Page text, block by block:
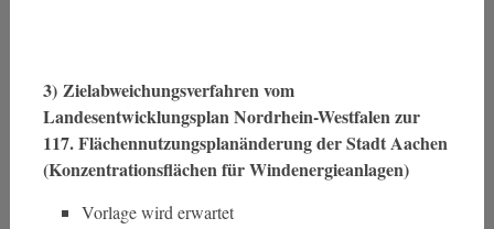
3) Zielabweichungsverfahren vom
Landesentwicklungsplan Nordrhein-Westfalen zur
117. Flächennutzungsplanänderung der Stadt Aachen
(Konzentrationsflächen für Windenergieanlagen)
Vorlage wird erwartet